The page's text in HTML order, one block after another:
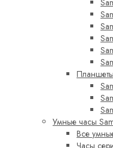
Умные часы
Все